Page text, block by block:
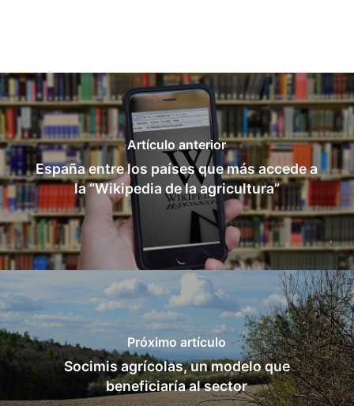
Artículo anterior
España entre los países que más accede a
la “Wikipedia de la agricultura”
Próximo artículo
Socimis agrícolas, un modelo que
beneficiaría al sector